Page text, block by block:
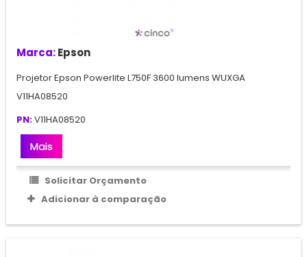
Marca:Epson
Projetor Epson Powerlite L750F 3600 lumens WUXGA
V11HA08520
PN:V11HA08520
Mais
Solicitar Orçamento
Adicionar à comparação